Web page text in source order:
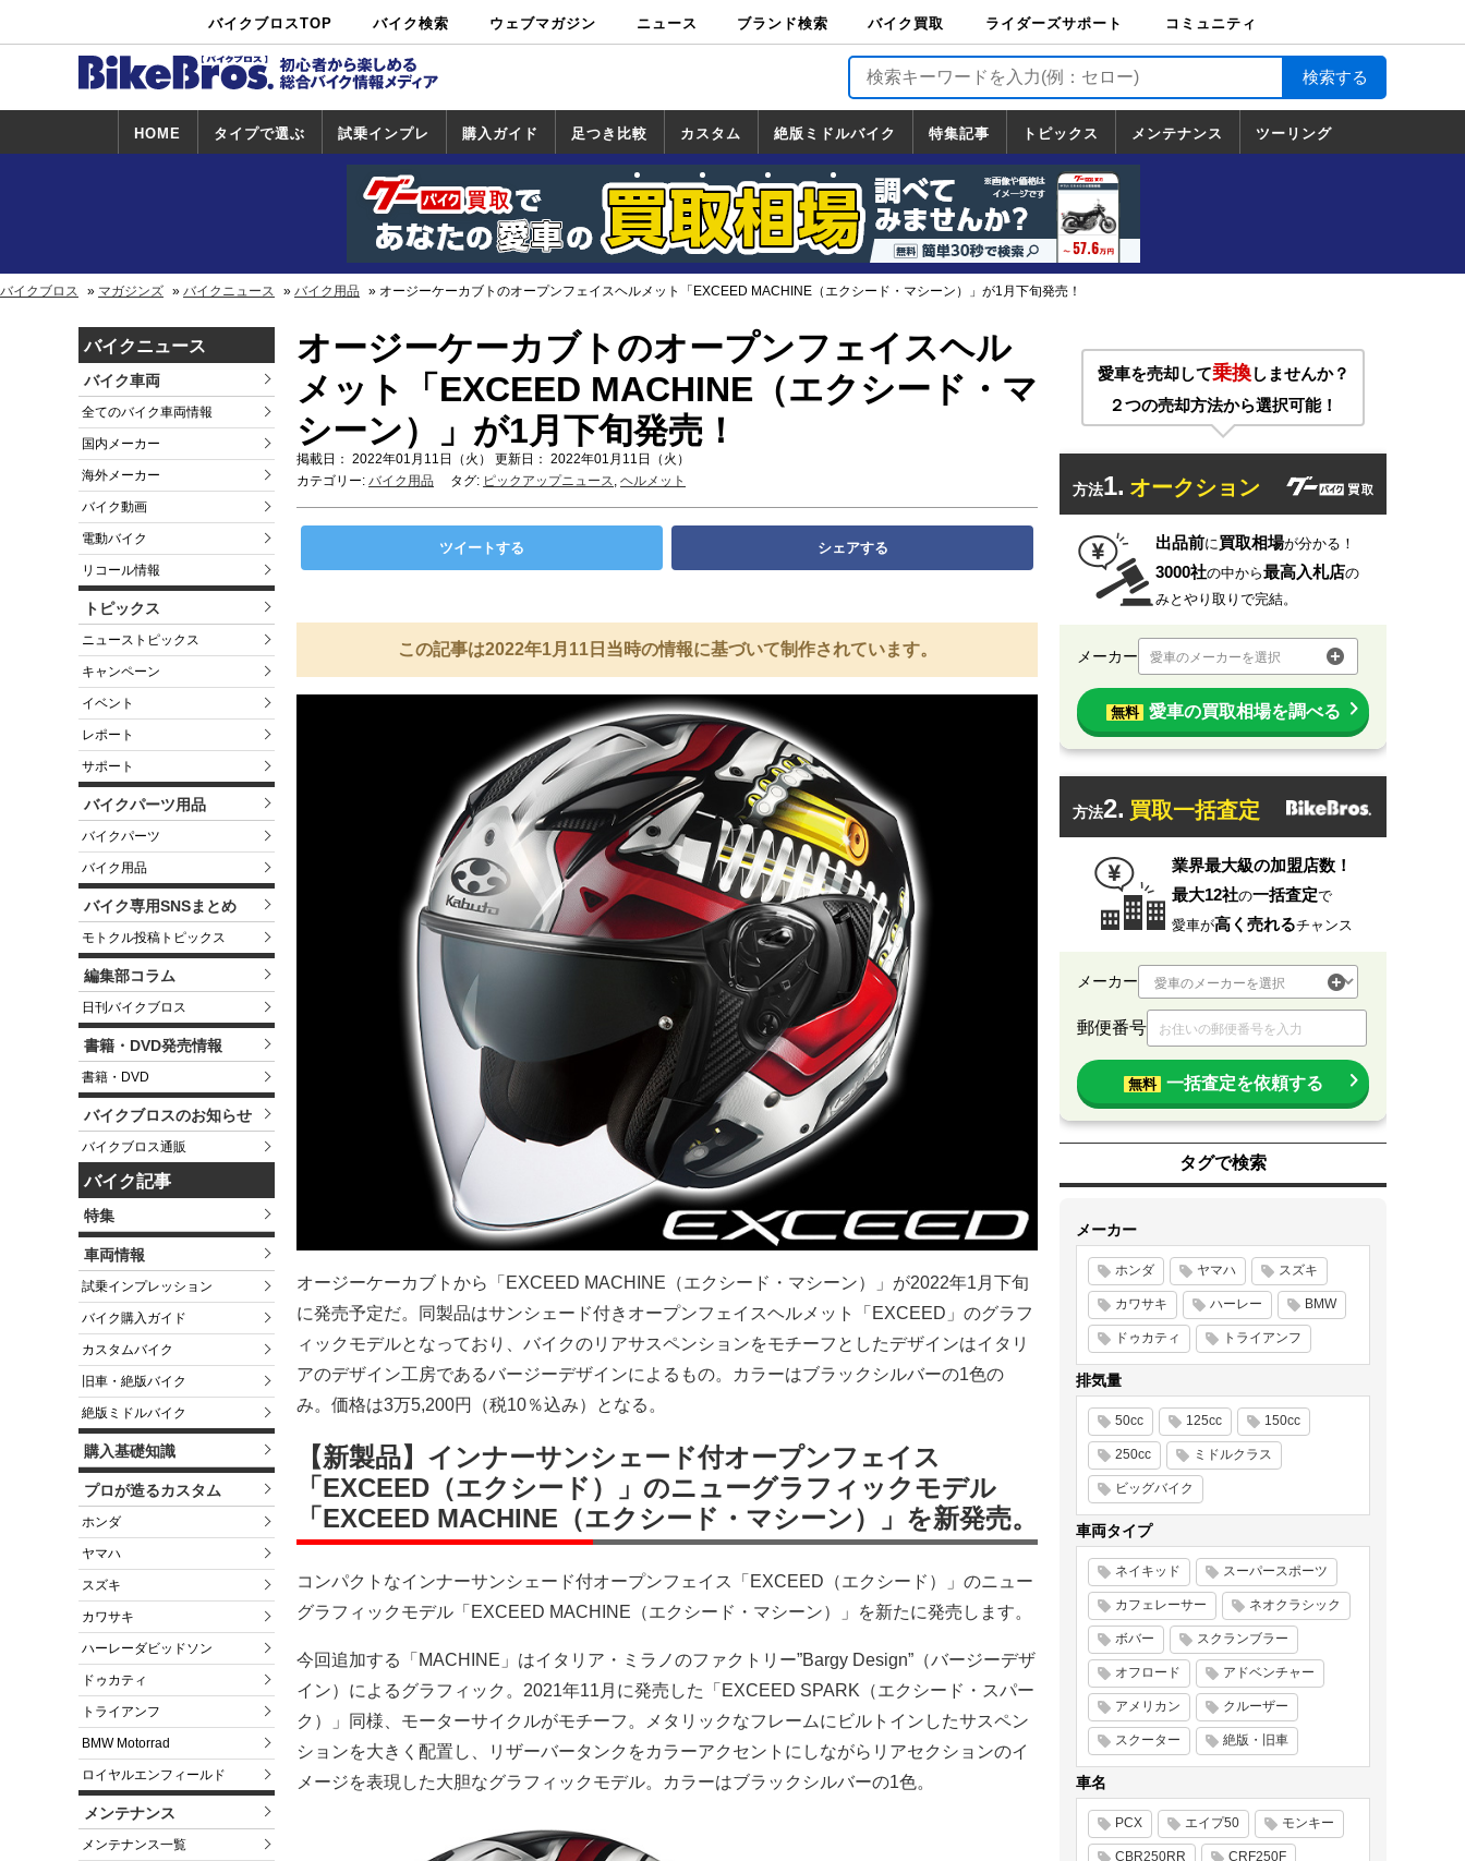
バイクブロスTOP バイク検索
中古バイ
ク・新車検
カタログ検
索
ショップ検
索
ウェブマガジン ニュース ブランド検索 バイク買取
バイク買取
ライダーズサポート
ライダーズサポート
TOP
バイク輸送
バイクガレージライ
フ
バイク車両保険
ロードサービス
バイク試乗
コミュニティ
HOME タイプで選ぶ 試乗インプレ
試乗インプレ
一覧
ホンダ
ヤマハ
スズキ
カワサキ
ハーレー
BMW
トライアンフ
ドゥカティ
購入ガイド
一覧
足つき比較 カスタム
カスタム
一覧
ホンダ
ヤマハ
スズキ
カワサキ
絶版ミドルバイク
絶版ミドルバイク
一覧
ホンダ
ヤマハ
スズキ
カワサキ
特集記事 トピックス
トピックス
一覧
ホンダ
ヤマハ
スズキ
カワサキ
ハーレーダ
ビッドソン
BMW
ドゥカティ
トライアン
フ
メンテナンス ツーリング
道の駅調査隊
ツーリング情報局
日本の道50選
国道めぐり
林道ツーリング
バイクブロス マガジンズ バイクニュース バイク用品 オージーケーカブトのオープンフェイスヘルメット「EXCEED MACHINE（エクシード・マシーン）」が1月下旬発売！
バイクニュース
バイク車両
全てのバイク車両情報
国内メーカー
海外メーカー
バイク動画
電動バイク
リコール情報
トピックス
ニューストピックス
キャンペーン
イベント
レポート
サポート
バイクパーツ用品
バイクパーツ
バイク用品
バイク専用SNSまとめ
モトクル投稿トピックス
編集部コラム
日刊バイクブロス
書籍・DVD発売情報
書籍・DVD
バイクブロスのお知らせ
バイクブロス通販
バイク記事
特集
車両情報
試乗インプレッション
バイク購入ガイド
カスタムバイク
旧車・絶版バイク
絶版ミドルバイク
購入基礎知識
プロが造るカスタム
ホンダ
ヤマハ
スズキ
カワサキ
ハーレーダビッドソン
ドゥカティ
トライアンフ
BMW Motorrad
ロイヤルエンフィールド
メンテナンス
メンテナンス一覧
オージーケーカブトのオープンフェイスヘル
メット「EXCEED MACHINE（エクシード・マ
シーン）」が1月下旬発売！
掲載日： 2022年01月11日（火） 更新日： 2022年01月11日（火）
カテゴリー: バイク用品 タグ: ピックアップニュース, ヘルメット
ツイートする シェアする
この記事は2022年1月11日当時の情報に基づいて制作されています。
オージーケーカブトから「EXCEED MACHINE（エクシード・マシーン）」が2022年1月下旬
に発売予定だ。同製品はサンシェード付きオープンフェイスヘルメット「EXCEED」のグラフ
ィックモデルとなっており、バイクのリアサスペンションをモチーフとしたデザインはイタリ
アのデザイン工房であるバージーデザインによるもの。カラーはブラックシルバーの1色の
み。価格は3万5,200円（税10％込み）となる。
【新製品】インナーサンシェード付オープンフェイス
「EXCEED（エクシード）」のニューグラフィックモデル
「EXCEED MACHINE（エクシード・マシーン）」を新発売。
コンパクトなインナーサンシェード付オープンフェイス「EXCEED（エクシード）」のニュー
グラフィックモデル「EXCEED MACHINE（エクシード・マシーン）」を新たに発売します。
今回追加する「MACHINE」はイタリア・ミラノのファクトリー”Bargy Design”（バージーデザ
イン）によるグラフィック。2021年11月に発売した「EXCEED SPARK（エクシード・スパー
ク）」同様、モーターサイクルがモチーフ。メタリックなフレームにビルトインしたサスペン
ションを大きく配置し、リザーバータンクをカラーアクセントにしながらリアセクションのイ
メージを表現した大胆なグラフィックモデル。カラーはブラックシルバーの1色。
愛車を売却して乗換しませんか？
２つの売却方法から選択可能！
方法1. オークション
出品前に買取相場が分かる！
3000社の中から最高入札店の
みとやり取りで完結。
メーカー 愛車のメーカーを選択
無料 愛車の買取相場を調べる
方法2. 買取一括査定
業界最大級の加盟店数！
最大12社の一括査定で
愛車が高く売れるチャンス
メーカー
郵便番号
無料 一括査定を依頼する
タグで検索
メーカー
ホンダ ヤマハ スズキ
カワサキ ハーレー BMW
ドゥカティ トライアンフ
排気量
50cc 125cc 150cc
250cc ミドルクラス
ビッグバイク
車両タイプ
ネイキッド スーパースポーツ
カフェレーサー ネオクラシック
ボバー スクランブラー
オフロード アドベンチャー
アメリカン クルーザー
スクーター 絶版・旧車
車名
PCX エイプ50 モンキー
CBR250RR CRF250F